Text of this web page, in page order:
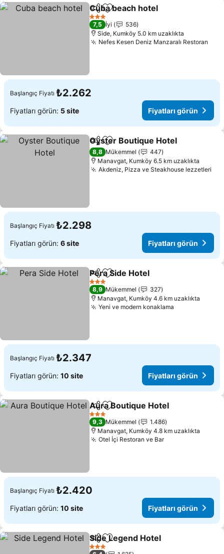
PaylaşFavorilerime ekle
Cuba beach hotel
3 Yıldız
7,5 İyi
536
Side, Kumköy 5.0 km uzaklıkta
Nefes Kesen Deniz Manzaralı Restoran
Başlangıç Fiyatı ₺2.262
Fiyatları görün: 5 site Fiyatları görün
PaylaşFavorilerime ekle
Oyster Boutique Hotel
8,8 Mükemmel
447
Manavgat, Kumköy 6.5 km uzaklıkta
Akdeniz, Pizza ve Steakhouse lezzetleri
Başlangıç Fiyatı ₺2.298
Fiyatları görün: 6 site Fiyatları görün
PaylaşFavorilerime ekle
Pera Side Hotel
3 Yıldız
8,9 Mükemmel
327
Manavgat, Kumköy 4.6 km uzaklıkta
Yeni ve modern konaklama
Başlangıç Fiyatı ₺2.347
Fiyatları görün: 10 site Fiyatları görün
PaylaşFavorilerime ekle
Aura Boutique Hotel
3 Yıldız
9,3 Mükemmel
1.486
Manavgat, Kumköy 4.8 km uzaklıkta
Otel İçi Restoran ve BarFiyatları görün
Başlangıç Fiyatı ₺2.420
Fiyatları görün: 10 site Fiyatları görün
PaylaşFavorilerime ekle
Side Legend Hotel
3 Yıldız